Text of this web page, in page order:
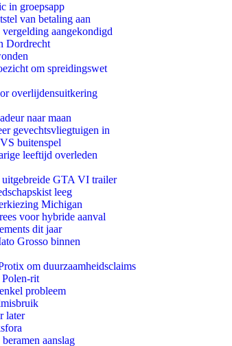
in groepsapp
van betaling aan
aangekondigd
Dordrecht
om spreidingswet
overlijdensuitkering
naar maan
gevechtsvliegtuigen in
buitenspel
leeftijd overleden
uitgebreide GTA VI trailer
leeg
Michigan
voor hybride aanval
dit jaar
Grosso binnen
om duurzaamheidsclaims
Polen-rit
probleem
later
aanslag